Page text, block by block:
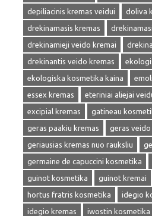
depiliacinis kremas veidui
doliva
drekinamasis kremas
drekinamieji veido kremai
drekinantis veido kremas
ekologiska kosmetika kaina
essex kremas
eteriniai aliejai
excipial kremas
gatineau
geras paakiu kremas
geras veido
geriausias kremas nuo rauksliu
germaine de capuccini kosmetika
guinot kosmetika
guinot kremai
hortus fratris kosmetika
idegio
idegio kremas
iwostin kosmetika